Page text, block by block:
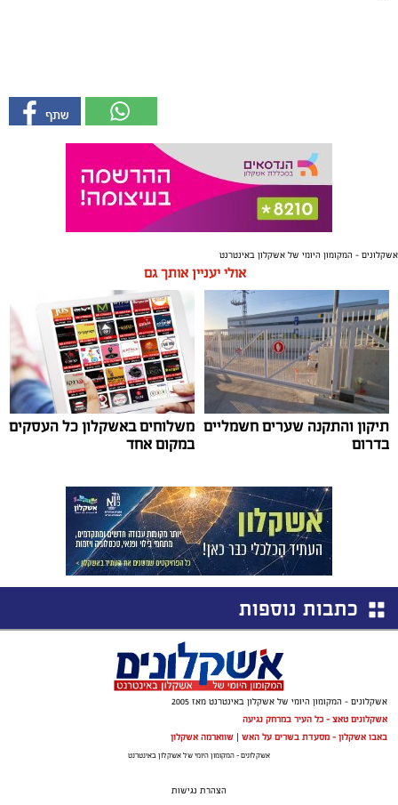
אשקלונים - המקומון היומי של אשקלון באינטרנט
אולי יעניין אותך גם
תיקון והתקנה שערים חשמליים
בדרום
משלוחים באשקלון כל העסקים
במקום אחד
כתבות נוספות
אשקלונים - המקומון היומי של אשקלון באינטרנט מאז 2005
אשקלונים טאצ - כל העיר במרחק נגיעה
באבו אשקלון - מסעדת בשרים על האש | שווארמה אשקלון
אשקלונים - המקומון היומי של אשקלון באינטרנט
הצהרת נגישות